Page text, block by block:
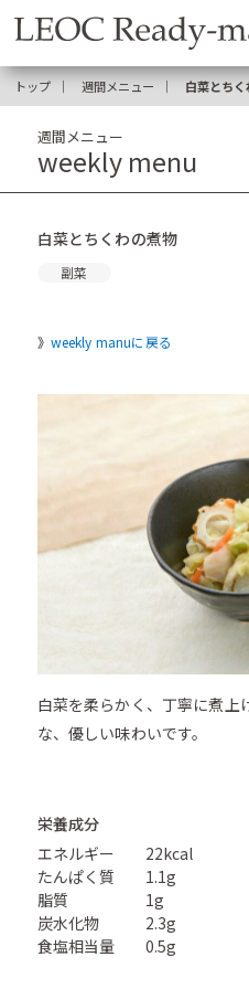
トップ 週間メニュー 白菜とち
週間メニュー
weekly menu
白菜とちくわの煮物
副菜
weekly manuに戻る
白菜を柔らかく、丁寧に煮上
な、優しい味わいです。
栄養成分
エネルギー
22kcal
たんぱく質
1.1g
脂質
1g
炭水化物
2.3g
食塩相当量
0.5g